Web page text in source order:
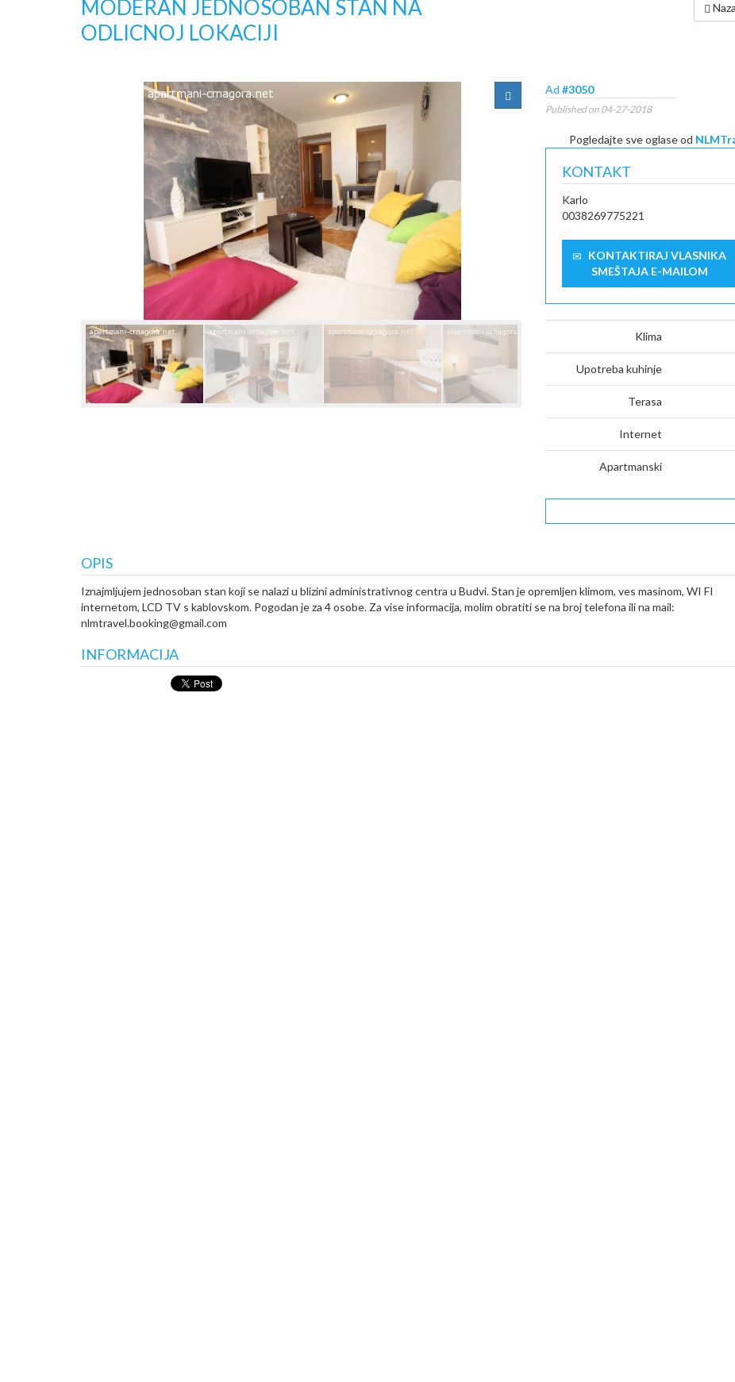
MODERAN JEDNOSOBAN STAN NA
ODLICNOJ LOKACIJI
Ad #3050
Published on 04-27-2018
Pogledajte sve oglase od
KONTAKT
Karlo
0038269775221
KONTAKTIRAJ VLASNIKA
SMEŠTAJA E-MAILOM
Klima
Upotreba kuhinje
Terasa
Internet
Apartmanski
OPIS
Iznajmljujem jednosoban stan koji se nalazi u blizini administrativnog centra u Budvi. Stan je opremljen klimom, ves masinom, WI FI
internetom, LCD TV s kablovskom. Pogodan je za 4 osobe. Za vise informacija, molim obratiti se na broj telefona ili na mail:
nlmtravel.booking@gmail.com
INFORMACIJA